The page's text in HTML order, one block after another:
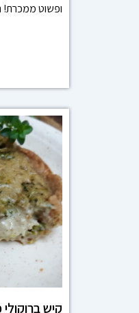
ופשוט ממכרת!
קיש